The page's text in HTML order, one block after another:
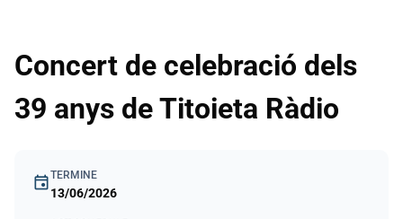
Concert de celebració dels
39 anys de Titoieta Ràdio
eventTERMINE
13/06/2026